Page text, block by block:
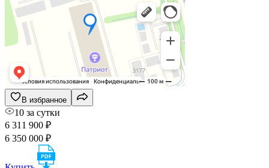
В избранное
10 за сутки
6 311 900 ₽
6 350 000 ₽